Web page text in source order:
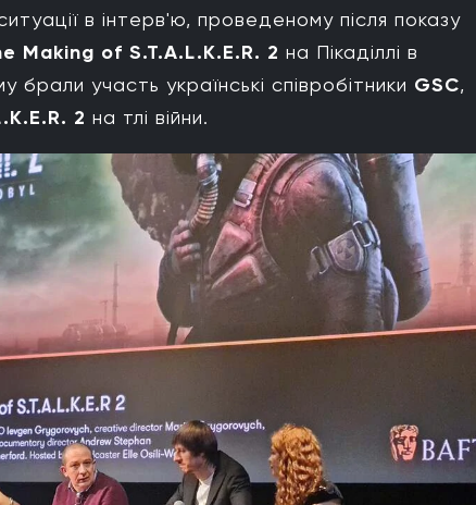
в інтерв'ю, проведеному після показу
Making of S.T.A.L.K.E.R. 2 на Пікаділлі в
участь українські співробітники GSC,
2 на тлі війни.